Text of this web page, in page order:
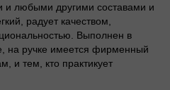
любыми другими составами и
радует качеством,
Выполнен в
на ручке имеется фирменный
и тем, кто практикует